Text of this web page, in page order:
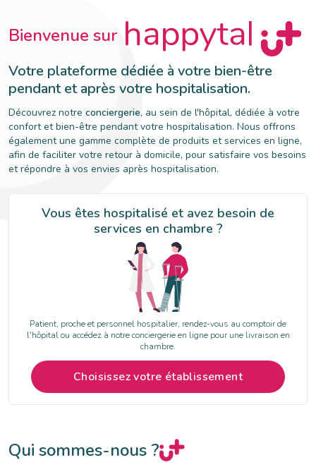
Bienvenue sur
Votre plateforme dédiée à votre bien-être
pendant et après votre hospitalisation.
Découvrez notre conciergerie, au sein de l'hôpital, dédiée à votre
confort et bien-être pendant votre hospitalisation. Nous offrons
également une gamme complète de produits et services en ligne,
afin de faciliter votre retour à domicile, pour satisfaire vos besoins
et répondre à vos envies après hospitalisation.
Vous êtes hospitalisé et avez besoin de
services en chambre ?
Patient, proche et personnel hospitalier, rendez-vous au comptoir de
l'hôpital ou accédez à notre conciergerie en ligne pour une livraison en
chambre.
Choisissez votre établissement
Qui sommes-nous ?